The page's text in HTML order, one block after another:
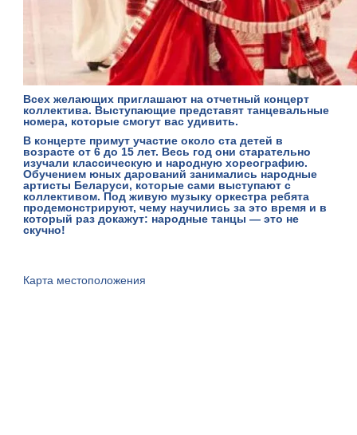
Всех желающих приглашают на отчетный концерт
коллектива. Выступающие представят танцевальные
номера, которые смогут вас удивить.
В концерте примут участие около ста детей в
возрасте от 6 до 15 лет. Весь год они старательно
изучали классическую и народную хореографию.
Обучением юных дарований занимались народные
артисты Беларуси, которые сами выступают с
коллективом. Под живую музыку оркестра ребята
продемонстрируют, чему научились за это время и в
который раз докажут: народные танцы — это не
скучно!
Карта местоположения